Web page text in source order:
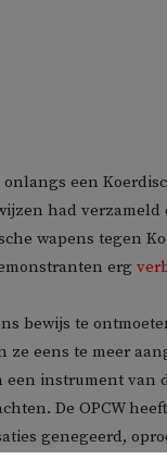
onlangs een
had verzameld
wapens tegen
erg
bewijs te
ze eens te meer
een instrument van
De OPCW
genegeerd,